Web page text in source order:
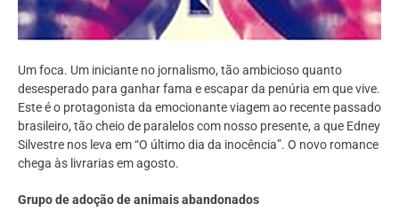
Um foca. Um iniciante no jornalismo, tão ambicioso quanto
desesperado para ganhar fama e escapar da penúria em que vive.
Este é o protagonista da emocionante viagem ao recente passado
brasileiro, tão cheio de paralelos com nosso presente, a que Edney
Silvestre nos leva em “O último dia da inocência”. O novo romance
chega às livrarias em agosto.
Grupo de adoção de animais abandonados